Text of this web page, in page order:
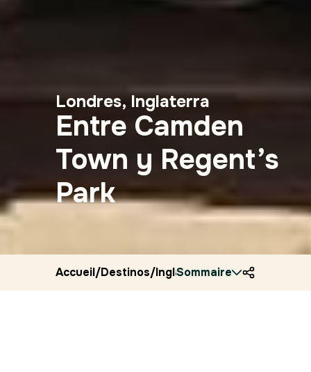
Londres, Inglaterra
Entre Camden
Town y Regent’s
Park
Accueil/Destinos/Inglaterra/Ryocity
Sommaire